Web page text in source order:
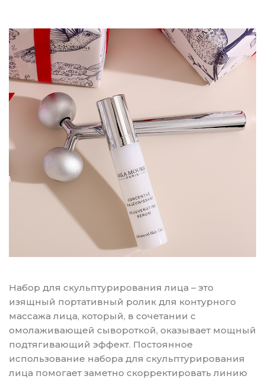
Набор для скульптурирования лица – это
изящный портативный ролик для контурного
массажа лица, который, в сочетании с
омолаживающей сывороткой, оказывает мощный
подтягивающий эффект. Постоянное
использование набора для скульптурирования
лица помогает заметно скорректировать линию